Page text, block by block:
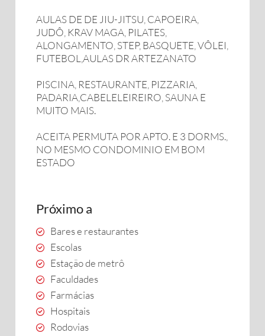
AULAS DE DE JIU-JITSU, CAPOEIRA,
JUDÔ, KRAV MAGA, PILATES,
ALONGAMENTO, STEP, BASQUETE, VÔLEI,
FUTEBOL,AULAS DR ARTEZANATO
PISCINA, RESTAURANTE, PIZZARIA,
PADARIA,CABELELEIREIRO, SAUNA E
MUITO MAIS.
ACEITA PERMUTA POR APTO. E 3 DORMS.,
NO MESMO CONDOMINIO EM BOM
ESTADO
Próximo a
Bares e restaurantes
Escolas
Estação de metrô
Faculdades
Farmácias
Hospitais
Rodovias